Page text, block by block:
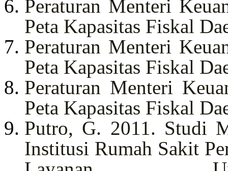
Peraturan Menteri
Peta Kapasitas Fiskal
Peraturan Menteri
Peta Kapasitas Fiskal
Peraturan Menteri
Peta Kapasitas Fiskal
Putro, G. 2011. Studi
Institusi Rumah Sakit